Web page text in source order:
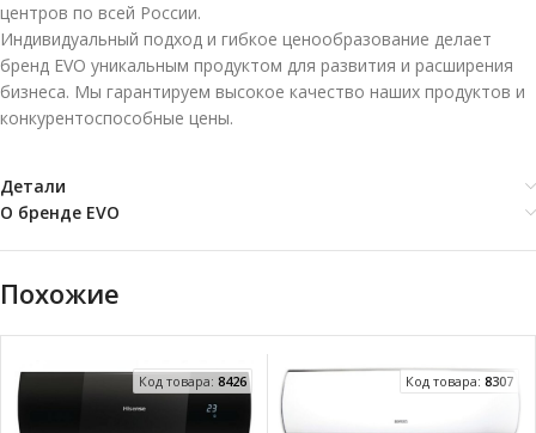
центров по всей России.
Индивидуальный подход и гибкое ценообразование делает
бренд EVO уникальным продуктом для развития и расширения
бизнеса. Мы гарантируем высокое качество наших продуктов и
конкурентоспособные цены.
Детали
О бренде EVO
Похожие
Код товара: 8426 Код товара: 8307